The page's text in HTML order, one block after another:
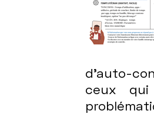
d'auto-
ceux qui